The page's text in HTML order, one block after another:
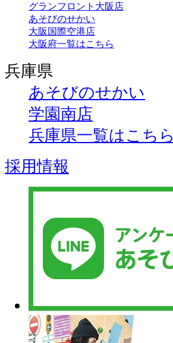
グランフロント大阪店
あそびのせかい
大阪国際空港店
大阪府一覧はこちら
兵庫県
あそびのせかい
学園南店
兵庫県一覧はこちら
採用情報